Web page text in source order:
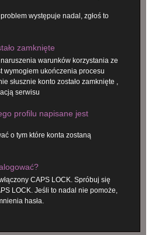
występuje nadal, zgłoś to
zamknięte
warunków korzystania ze
wymogiem ukończenia procesu
słusznie konto zostało zamknięte ,
serwisu
profilu napisane jest
o tym które konta zostaną
CAPS LOCK. Spróbuj się
LOCK. Jeśli to nadal nie pomoże,
hasła.